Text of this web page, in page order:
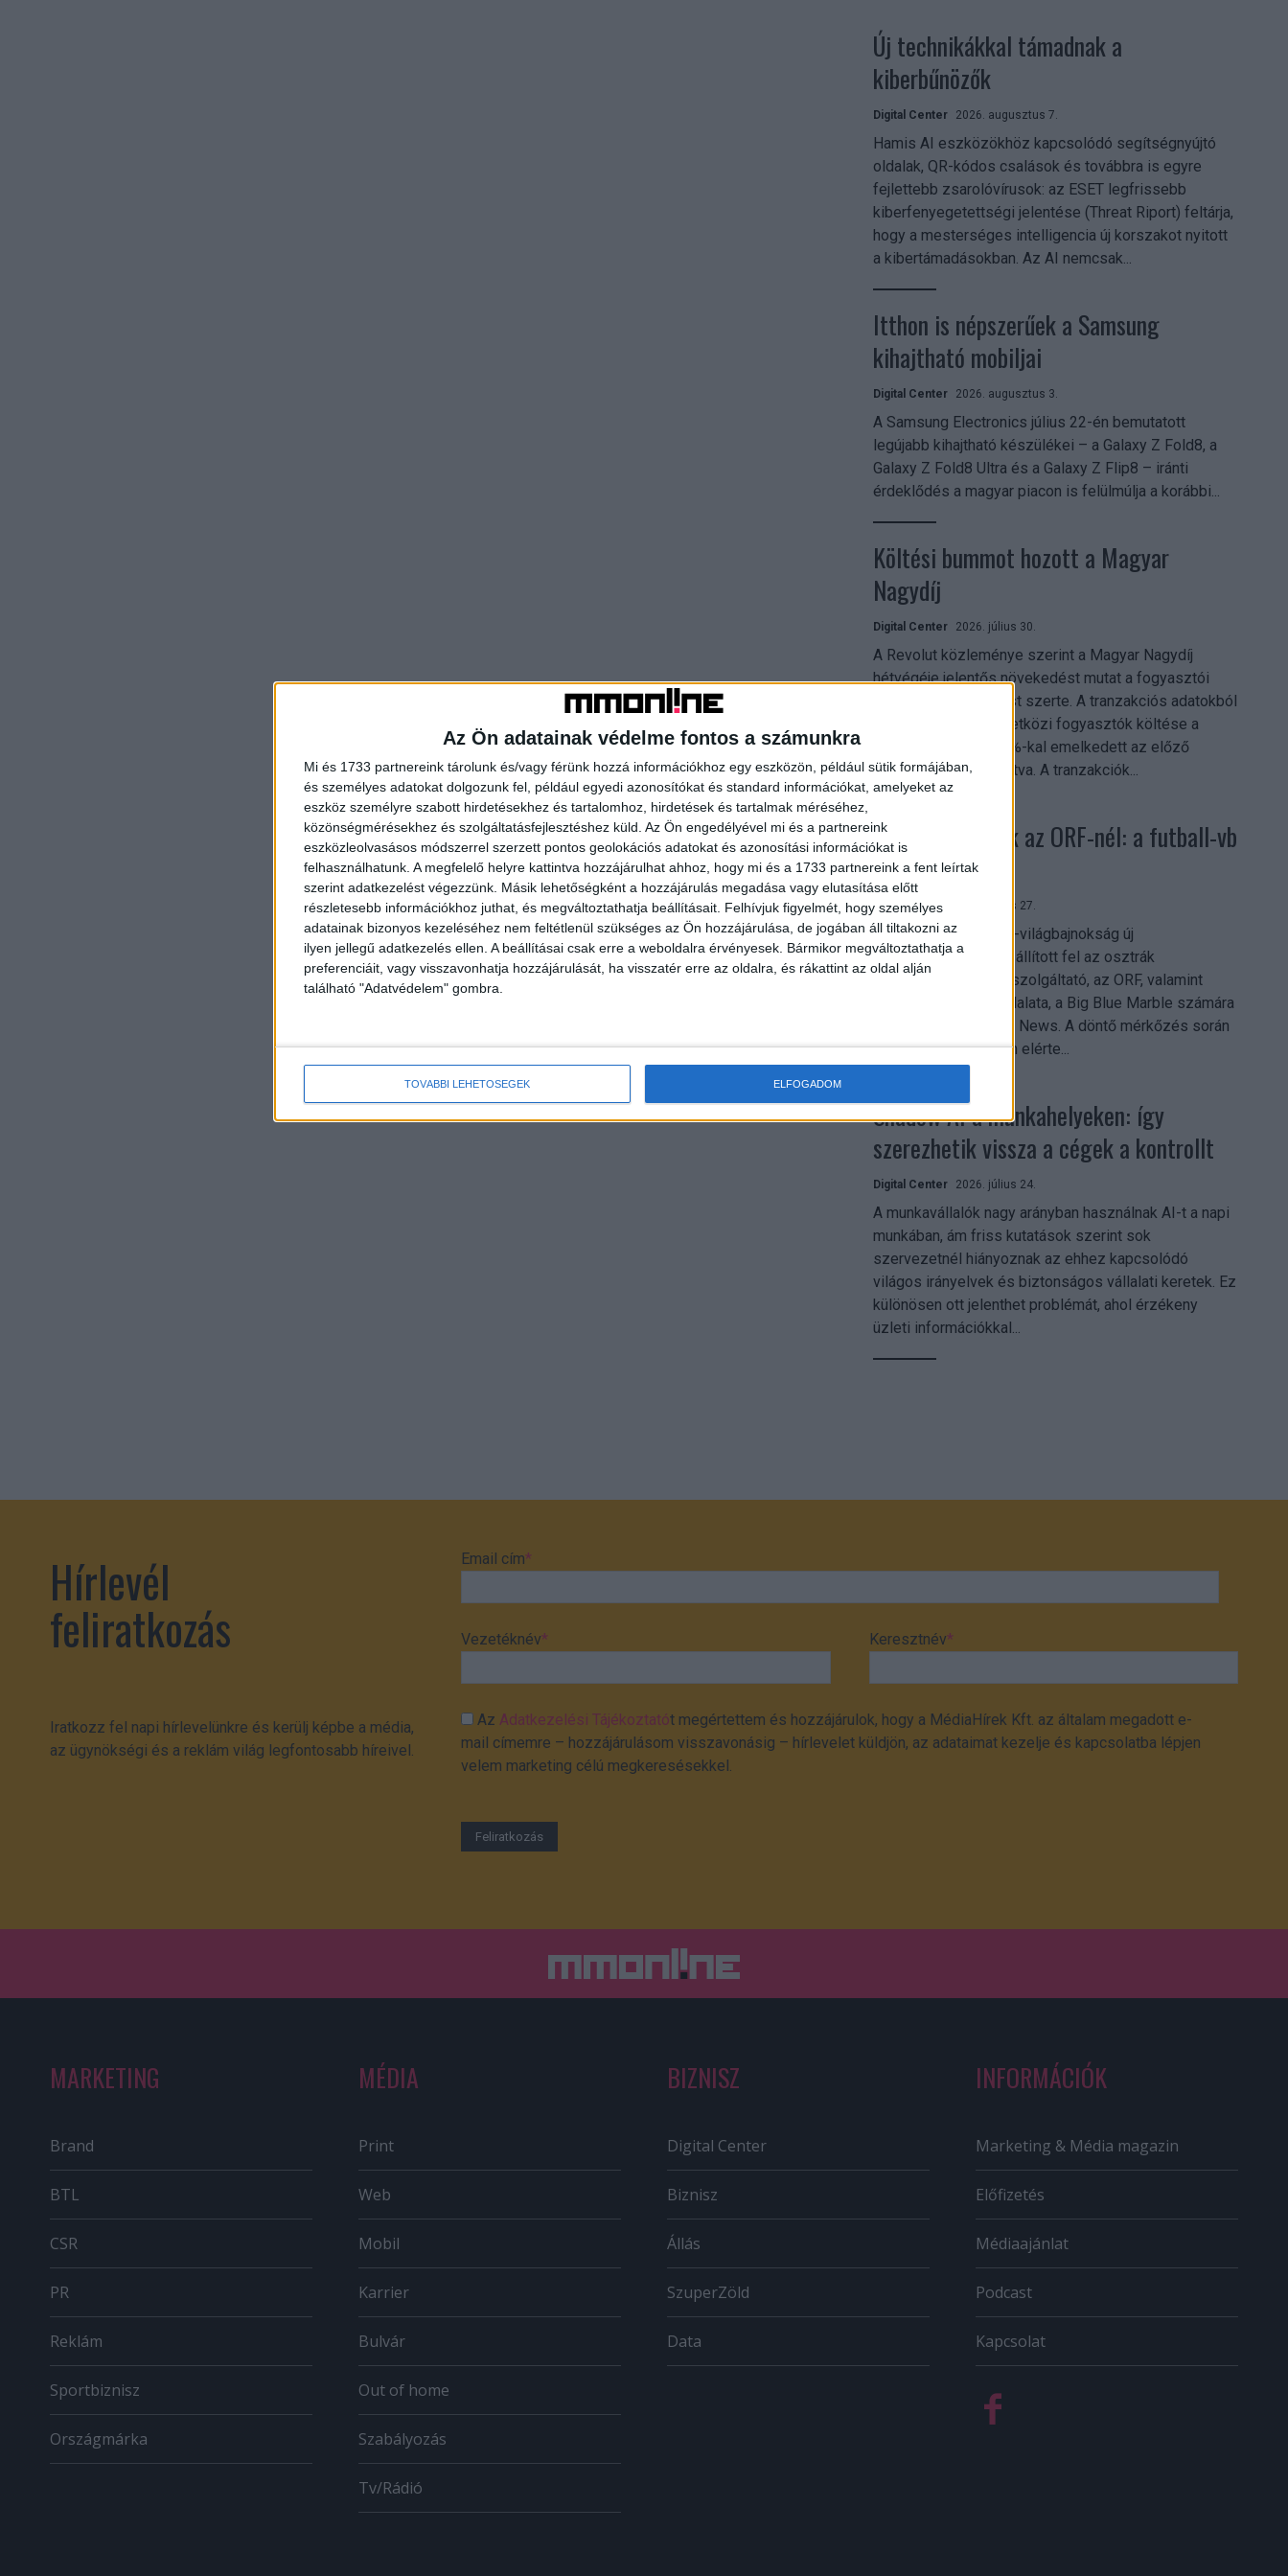
Az Ön adatainak védelme fontos a számunkra
Mi és 1733 partnereink tárolunk és/vagy férünk hozzá információkhoz egy eszközön, például sütik formájában,
és személyes adatokat dolgozunk fel, például egyedi azonosítókat és standard információkat, amelyeket az
eszköz személyre szabott hirdetésekhez és tartalomhoz, hirdetések és tartalmak méréséhez,
közönségmérésekhez és szolgáltatásfejlesztéshez küld. Az Ön engedélyével mi és a partnereink
eszközleolvasásos módszerrel szerzett pontos geolokációs adatokat és azonosítási információkat is
felhasználhatunk. A megfelelő helyre kattintva hozzájárulhat ahhoz, hogy mi és a 1733 partnereink a fent leírtak
szerint adatkezelést végezzünk. Másik lehetőségként a hozzájárulás megadása vagy elutasítása előtt
részletesebb információkhoz juthat, és megváltoztathatja beállításait. Felhívjuk figyelmét, hogy személyes
adatainak bizonyos kezeléséhez nem feltétlenül szükséges az Ön hozzájárulása, de jogában áll tiltakozni az
ilyen jellegű adatkezelés ellen. A beállításai csak erre a weboldalra érvényesek. Bármikor megváltoztathatja a
preferenciáit, vagy visszavonhatja hozzájárulását, ha visszatér erre az oldalra, és rákattint az oldal alján
található "Adatvédelem" gombra.
TOVÁBBI LEHETŐSÉGEK ELFOGADOM
Új technikákkal támadnak a
kiberbűnözők
Digital Center 2026. augusztus 7.
Hamis AI eszközökhöz kapcsolódó segítségnyújtó
oldalak, QR-kódos csalások és továbbra is egyre
fejlettebb zsarolóvírusok: az ESET legfrissebb
kiberfenyegetettségi jelentése (Threat Riport) feltárja,
hogy a mesterséges intelligencia új korszakot nyitott
a kibertámadásokban. Az AI nemcsak...
Itthon is népszerűek a Samsung
kihajtható mobiljai
Digital Center 2026. augusztus 3.
A Samsung Electronics július 22-én bemutatott
legújabb kihajtható készülékei – a Galaxy Z Fold8, a
Galaxy Z Fold8 Ultra és a Galaxy Z Flip8 – iránti
érdeklődés a magyar piacon is felülmúlja a korábbi...
Költési bummot hozott a Magyar
Nagydíj
Digital Center 2026. július 30.
A Revolut közleménye szerint a Magyar Nagydíj
hétvégéje jelentős növekedést mutat a fogyasztói
aktivitásban Budapest szerte. A tranzakciós adatokból
kiderül, hogy a nemzetközi fogyasztók költése a
versenyhétvégén 26%-kal emelkedett az előző
hétvégéhez viszonyítva. A tranzakciók...
Rekordok dőltek az ORF-nél: a futball-vb
mindent vitt
Digital Center 2026. július 27.
A 2026-os labdarúgó-világbajnokság új
streamingrekordokat állított fel az osztrák
közszolgálati műsorszolgáltató, az ORF, valamint
technológiai leányvállalata, a Big Blue Marble számára
– írja a Broadband TV News. A döntő mérkőzés során
az átlagos nézőszám elérte...
Shadow AI a munkahelyeken: így
szerezhetik vissza a cégek a kontrollt
Digital Center 2026. július 24.
A munkavállalók nagy arányban használnak AI-t a napi
munkában, ám friss kutatások szerint sok
szervezetnél hiányoznak az ehhez kapcsolódó
világos irányelvek és biztonságos vállalati keretek. Ez
különösen ott jelenthet problémát, ahol érzékeny
üzleti információkkal...
Hírlevél
feliratkozás
Iratkozz fel napi hírlevelünkre és kerülj képbe a média,
az ügynökségi és a reklám világ legfontosabb híreivel.
Email cím*
Vezetéknév* Keresztnév*
AzAdatkezelési Tájékoztatót megértettem és hozzájárulok, hogy a MédiaHírek Kft. az általam megadott e-
mail címemre – hozzájárulásom visszavonásig – hírlevelet küldjön, az adataimat kezelje és kapcsolatba lépjen
velem marketing célú megkeresésekkel.
MARKETING
Brand
BTL
CSR
PR
Reklám
Sportbiznisz
Országmárka
MÉDIA
Print
Web
Mobil
Karrier
Bulvár
Out of home
Szabályozás
Tv/Rádió
BIZNISZ
Digital Center
Biznisz
Állás
SzuperZöld
Data
INFORMÁCIÓK
Marketing & Média magazin
Előfizetés
Médiaajánlat
Podcast
Kapcsolat